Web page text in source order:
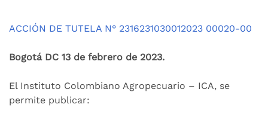
ACCIÓN DE TUTELA N° 2316231030012023 00020-00
Bogotá DC 13 de febrero de 2023.
El Instituto Colombiano Agropecuario – ICA, se
permite publicar: